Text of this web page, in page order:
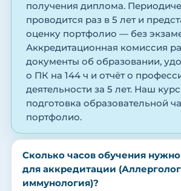
получения диплома.
проводится раз в 5 лет и
оценку портфолио — без
Аккредитационная комиссия
документы об образовании,
о ПК на 144 ч и отчёт о
деятельности за 5 лет. Наш
подготовка образовательной
портфолио.
Сколько часов обучения нужно
для аккредитации
иммунология)?